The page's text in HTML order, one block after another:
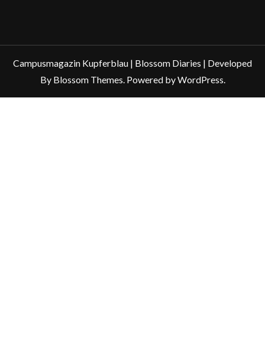
Campusmagazin Kupferblau | Blossom Diaries | Developed
By Blossom Themes. Powered byWordPress.